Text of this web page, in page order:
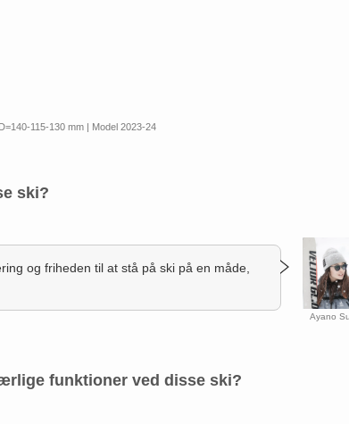
115-130 mm | Model 2023-24
ski?
Ayano
og friheden til at stå på ski på en måde,
funktioner ved disse ski?